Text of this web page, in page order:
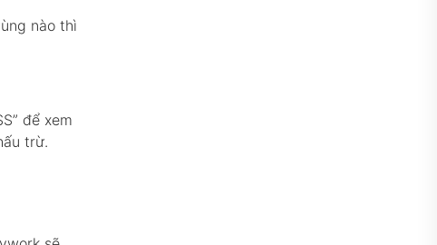
nào thì
để xem
trừ.